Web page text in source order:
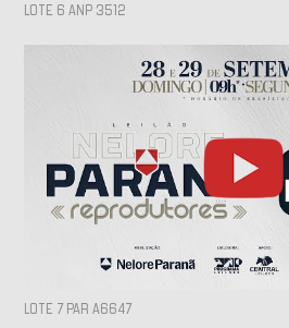
LOTE 6 ANP 3512
LOTE 7 PAR A6647